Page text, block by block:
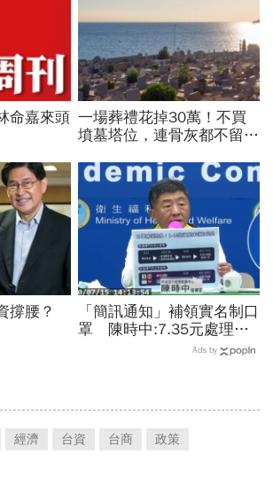
命嘉來頭 一場葬禮花掉30萬！不買
墳墓塔位，連骨灰都不留的
地的重擔解放
撐腰？
「簡訊通知」補領實名制口
罩 陳時中:7.35元處理費
Ads by
經濟 台資 台商 政策